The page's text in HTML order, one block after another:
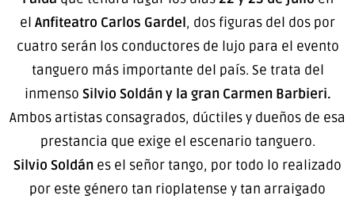
el Anfiteatro Carlos Gardel, dos figuras del dos por
cuatro serán los conductores de lujo para el evento
tanguero más importante del país. Se trata del
inmenso Silvio Soldán y la gran Carmen Barbieri.
Ambos artistas consagrados, dúctiles y dueños de esa
prestancia que exige el escenario tanguero.
Silvio Soldán es el señor tango, por todo lo realizado
por este género tan rioplatense y tan arraigado